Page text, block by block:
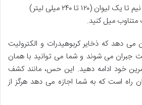
نیم تا یک لیوان (۱۲۰ تا ۲۴۰ میلی لیتر)
میل کنید.
می دهد که ذخایر کربوهیدرات و الکترولیت
جبران می شوند و شما می توانید با همان
خود ادامه دهید. این حس، مانند کشف
راه است که به شما اجازه می دهد هرگز از